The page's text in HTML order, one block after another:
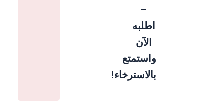
–
اطلبه
الآن
واستمتع
بالاسترخاء!